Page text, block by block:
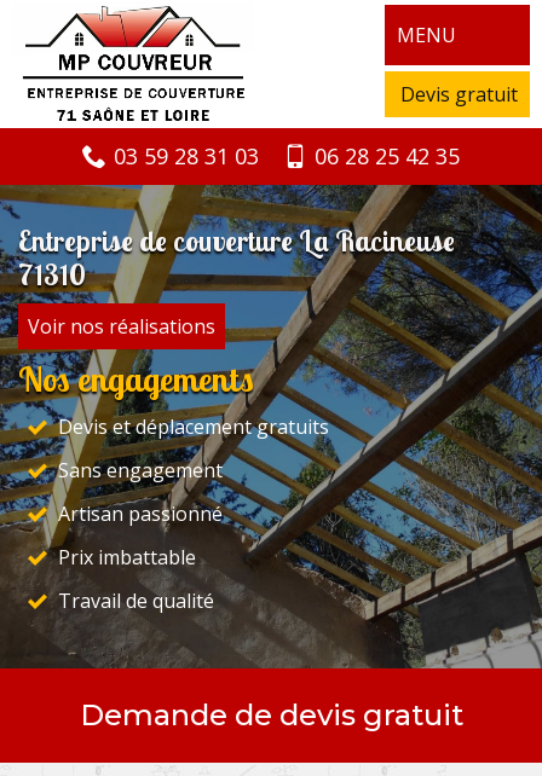
MENU
Devis gratuit
03 59 28 31 03 06 28 25 42 35
Entreprise de couverture La Racineuse
71310
Voir nos réalisations
Nos engagements
Devis et déplacement gratuits
Sans engagement
Artisan passionné
Prix imbattable
Travail de qualité
Demande de devis gratuit